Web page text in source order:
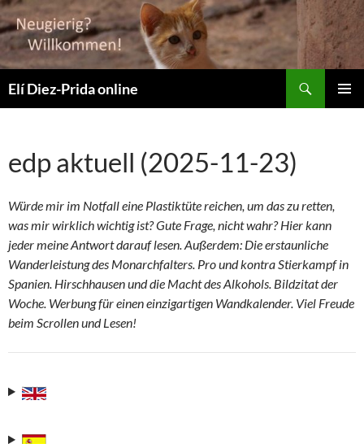
Elí Diez-Prida online
edp aktuell (2025-11-23)
Würde mir im Notfall eine Plastiktüte reichen, um das zu retten,
was mir wirklich wichtig ist? Gute Frage, nicht wahr? Hier kann
jeder meine Antwort darauf lesen. Außerdem: Die erstaunliche
Wanderleistung des Monarchfalters. Pro und kontra Stierkampf in
Spanien. Hirschhausen und die Macht des Alkohols. Bildzitat der
Woche. Werbung für einen einzigartigen Wandkalender. Viel Freude
beim Scrollen und Lesen!